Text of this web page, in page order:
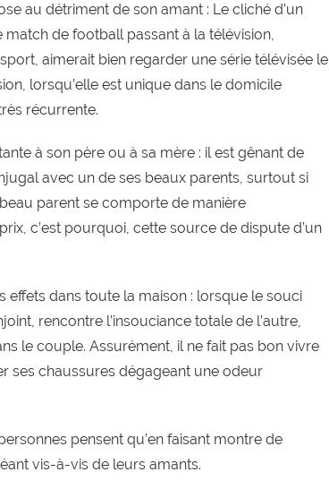
au détriment de son amant : Le cliché d’un
de football passant à la télévision,
aimerait bien regarder une série télévisée le
lorsqu’elle est unique dans le domicile
récurrente.
à son père ou à sa mère : il est gênant de
avec un de ses beaux parents, surtout si
parent se comporte de manière
c’est pourquoi, cette source de dispute d’un
effets dans toute la maison : lorsque le souci
rencontre l’insouciance totale de l’autre,
le couple. Assurément, il ne fait pas bon vivre
ses chaussures dégageant une odeur
pensent qu’en faisant montre de
vis-à-vis de leurs amants.